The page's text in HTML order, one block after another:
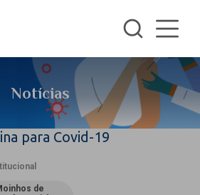
Notícias
para Covid-19
de